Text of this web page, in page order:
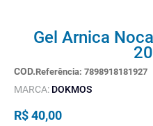
Gel Arnica
Referência: 7898918181927
MARCA: DOKMOS
R$40,00
andadores
3º
cadeira rodas
4º
cadeira higienica